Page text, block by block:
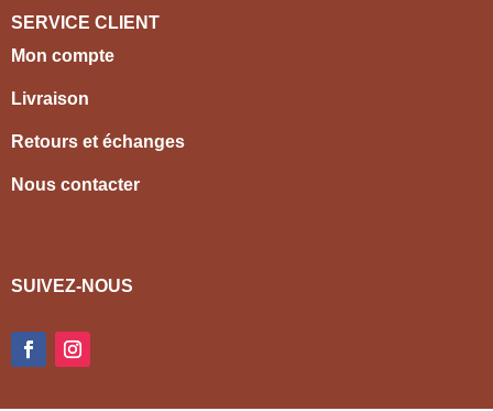
SERVICE CLIENT
Mon compte
Livraison
Retours et échanges
Nous contacter
SUIVEZ-NOUS